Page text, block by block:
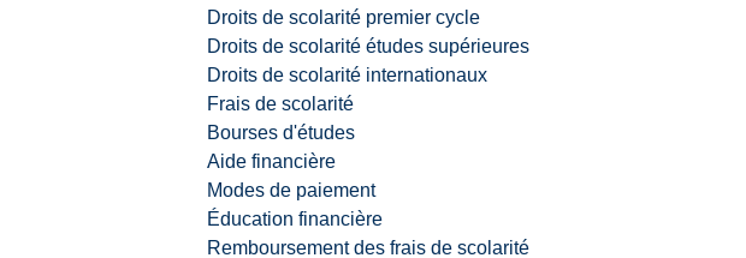
Droits de scolarité premier cycle
Droits de scolarité études supérieures
Droits de scolarité internationaux
Frais de scolarité
Bourses d'études
Aide financière
Modes de paiement
Éducation financière
Remboursement des frais de scolarité